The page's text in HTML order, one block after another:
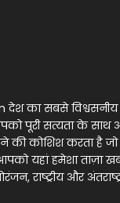
देश का सबसे
पूरी सत्यता के साथ
की कोशिश करता है
यहां हमेशा ताज़ा
राष्ट्रीय और